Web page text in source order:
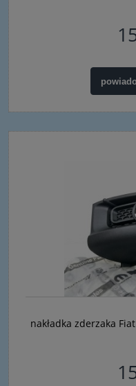
nakładka zderzaka